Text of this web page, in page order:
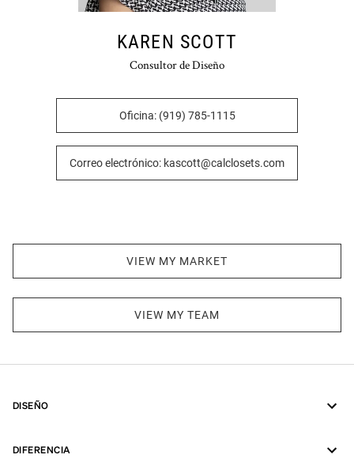
KAREN SCOTT
Consultor de Diseño
Oficina: (919) 785-1115
Correo electrónico: kascott@calclosets.com
VIEW MY MARKET
VIEW MY TEAM
DISEÑO
DIFERENCIA